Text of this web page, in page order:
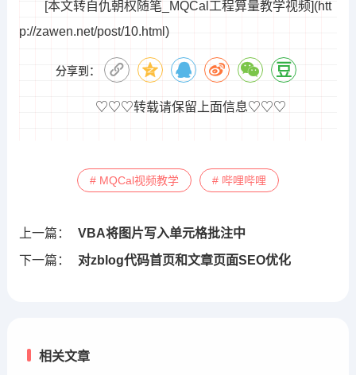
[本文转自仇朝权随笔_MQCal工程算量教学视频](htt
p://zawen.net/post/10.html)
分享到：
♡♡♡转载请保留上面信息♡♡♡
# MQCal视频教学 # 哔哩哔哩
上一篇：
VBA将图片写入单元格批注中
下一篇：
对zblog代码首页和文章页面SEO优化
相关文章